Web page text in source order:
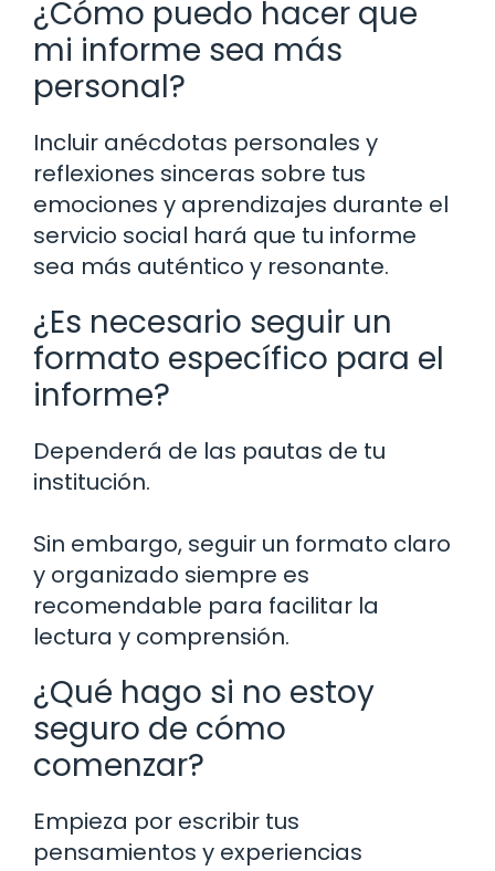
¿Cómo puedo hacer que
mi informe sea más
personal?
Incluir anécdotas personales y
reflexiones sinceras sobre tus
emociones y aprendizajes durante el
servicio social hará que tu informe
sea más auténtico y resonante.
¿Es necesario seguir un
formato específico para el
informe?
Dependerá de las pautas de tu
institución.
Sin embargo, seguir un formato claro
y organizado siempre es
recomendable para facilitar la
lectura y comprensión.
¿Qué hago si no estoy
seguro de cómo
comenzar?
Empieza por escribir tus
pensamientos y experiencias